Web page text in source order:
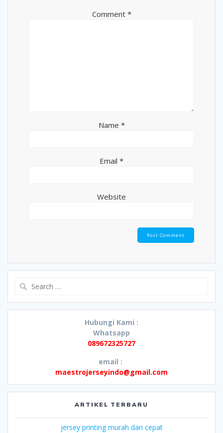
Comment *
Name *
Email *
Website
Hubungi Kami :
Whatsapp
089672325727
email :
maestrojerseyindo@gmail.com
ARTIKEL TERBARU
jersey printing murah dan cepat